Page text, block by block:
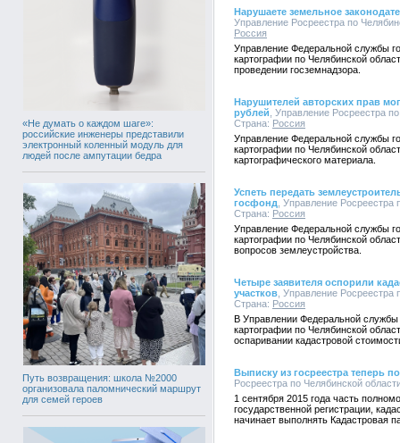
«Не думать о каждом шаге»:
российские инженеры представили
электронный коленный модуль для
людей после ампутации бедра
Путь возвращения: школа №2000
организовала паломнический маршрут
для семей героев
Нарушаете земельное
Управление Росреестра по
Россия
Управление Федеральной службы
картографии по Челябинской
проведении госземнадзора.
Нарушителей авторских прав
рублей , Управление Росреестра
Страна: Россия
Управление Федеральной службы
картографии по Челябинской
картографического материала.
Успеть передать
госфонд , Управление
Страна: Россия
Управление Федеральной службы
картографии по Челябинской
вопросов землеустройства.
Четыре заявителя оспорили
участков , Управление
Страна: Россия
В Управлении Федеральной службы
картографии по Челябинской
оспаривании кадастровой
Выписку из госреестра теперь
Росреестра по Челябинской
1 сентября 2015 года часть
государственной регистрации,
начинает выполнять Кадастровая